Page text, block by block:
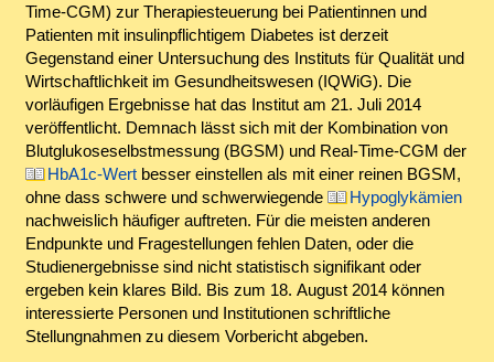
Time-CGM) zur Therapiesteuerung bei Patientinnen und
Patienten mit insulinpflichtigem Diabetes ist derzeit
Gegenstand einer Untersuchung des Instituts für Qualität und
Wirtschaftlichkeit im Gesundheitswesen (IQWiG). Die
vorläufigen Ergebnisse hat das Institut am 21. Juli 2014
veröffentlicht. Demnach lässt sich mit der Kombination von
Blutglukoseselbstmessung (BGSM) und Real-Time-CGM der
HbA1c-Wertbesser einstellen als mit einer reinen BGSM,
ohne dass schwere und schwerwiegende
Hypoglykämien
nachweislich häufiger auftreten. Für die meisten anderen
Endpunkte und Fragestellungen fehlen Daten, oder die
Studienergebnisse sind nicht statistisch signifikant oder
ergeben kein klares Bild. Bis zum 18. August 2014 können
interessierte Personen und Institutionen schriftliche
Stellungnahmen zu diesem Vorbericht abgeben.